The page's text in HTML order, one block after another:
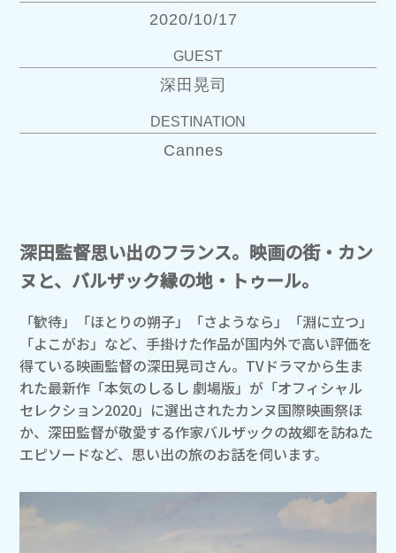
2020/10/17
GUEST
深田晃司
DESTINATION
Cannes
深田監督思い出のフランス。映画の街・カン
ヌと、バルザック縁の地・トゥール。
「歓待」「ほとりの朔子」「さようなら」「淵に立つ」
「よこがお」など、手掛けた作品が国内外で高い評価を
得ている映画監督の深田晃司さん。TVドラマから生ま
れた最新作「本気のしるし 劇場版」が「オフィシャル
セレクション2020」に選出されたカンヌ国際映画祭ほ
か、深田監督が敬愛する作家バルザックの故郷を訪ねた
エピソードなど、思い出の旅のお話を伺います。